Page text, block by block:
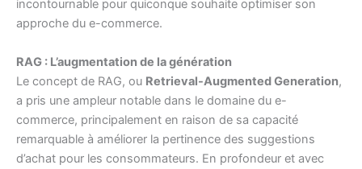
incontournable pour quiconque souhaite optimiser son
approche du e-commerce.
RAG : L’augmentation de la génération
Le concept de RAG, ou Retrieval-Augmented Generation,
a pris une ampleur notable dans le domaine du e-
commerce, principalement en raison de sa capacité
remarquable à améliorer la pertinence des suggestions
d’achat pour les consommateurs. En profondeur et avec